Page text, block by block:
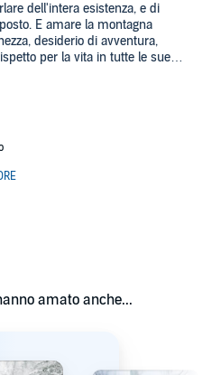
dell'intera esistenza, e di
E amare la montagna
desiderio di avventura,
per la vita in tutte le sue
un ricchissimo tesoro di
in brevi racconti, epigrammi
di bellezza inesprimibile.
della roccia e la sfida delle
tempo che non esiste più e la
da assumersi perché gli
cui si raccolgono i mirtilli, grazie
del sillabario.
Libri
amato anche...